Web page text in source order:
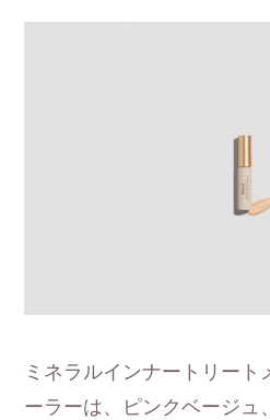
ミネラルインナートリート
ーラーは、ピンクベージュ